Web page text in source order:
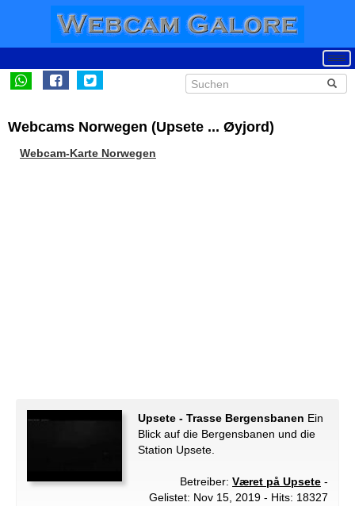
Webcams Norwegen (Upsete ... Øyjord)
Webcam-Karte Norwegen
Upsete - Trasse Bergensbanen Ein
Blick auf die Bergensbanen und die
Station Upsete.
Betreiber: Været på Upsete -
Gelistet: Nov 15, 2019 - Hits: 18327